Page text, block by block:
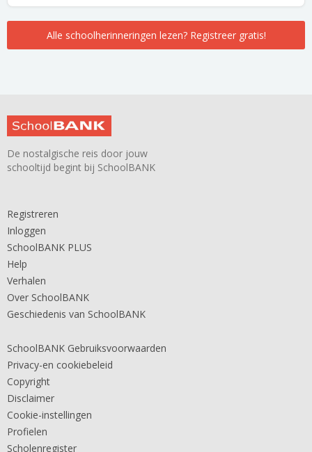
Alle schoolherinneringen lezen? Registreer gratis!
De nostalgische reis door jouw
schooltijd begint bij SchoolBANK
Registreren
Inloggen
SchoolBANK PLUS
Help
Verhalen
Over SchoolBANK
Geschiedenis van SchoolBANK
SchoolBANK Gebruiksvoorwaarden
Privacy-en cookiebeleid
Copyright
Disclaimer
Cookie-instellingen
Profielen
Scholenregister